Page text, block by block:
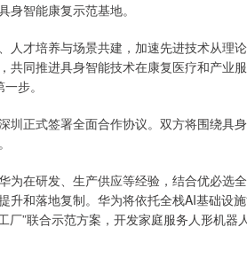
智能康复示范基地。
才培养与场景共建，加速先进技术从理
共同推进具身智能技术在康复医疗和产业
步。
正式签署全面合作协议。双方将围绕具
在研发、生产供应等经验，结合优必选
升和落地复制。华为将依托全栈AI基础设
厂”联合示范方案，开发家庭服务人形机器